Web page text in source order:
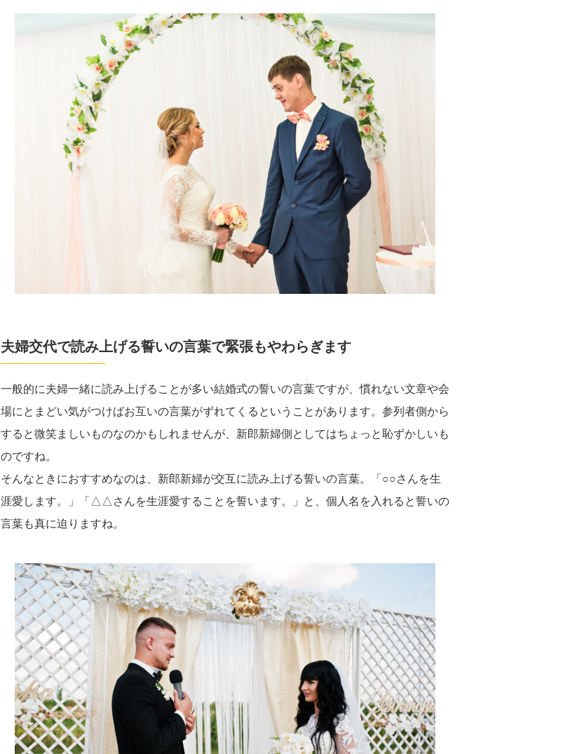
夫婦交代で読み上げる誓いの言葉で緊張もやわらぎます
一般的に夫婦一緒に読み上げることが多い結婚式の誓いの言葉ですが、慣れない文章や会
場にとまどい気がつけばお互いの言葉がずれてくるということがあります。参列者側から
すると微笑ましいものなのかもしれませんが、新郎新婦側としてはちょっと恥ずかしいも
のですね。
そんなときにおすすめなのは、新郎新婦が交互に読み上げる誓いの言葉。「○○さんを生
涯愛します。」「△△さんを生涯愛することを誓います。」と、個人名を入れると誓いの
言葉も真に迫りますね。